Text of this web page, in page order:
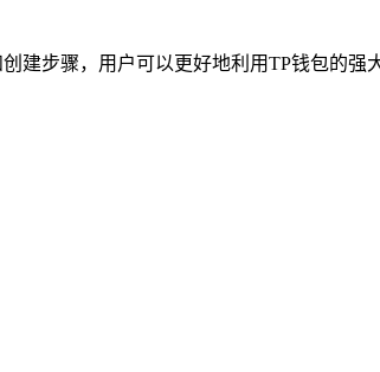
建步骤，用户可以更好地利用TP钱包的强